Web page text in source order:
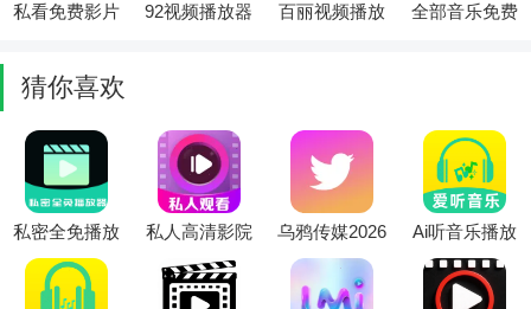
私看免费影片
92视频播放器
百丽视频播放
全部音乐免费
猜你喜欢
私密全免播放
器(影音私密
管理)
私人高清影院
播放器(隐私
视频播放器)
乌鸦传媒2026
最新版本
Ai听音乐播放
器最新手机版